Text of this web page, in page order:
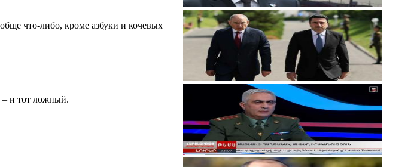
что-либо, кроме азбуки и кочевых
– и тот ложный.